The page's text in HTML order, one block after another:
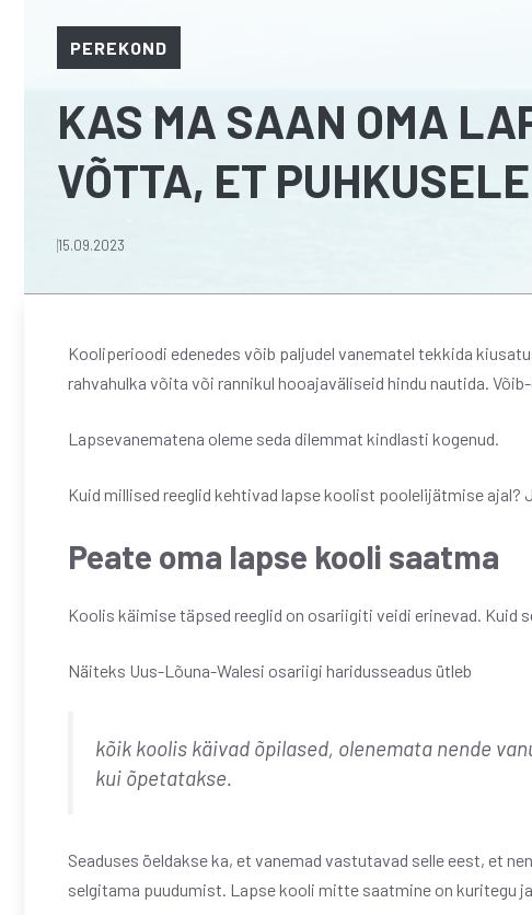
PEREKOND
KAS MA SAAN OMA
VÕTTA, ET
15.09.2023
Kooliperioodi edenedes võib paljudel vanematel tekkida
rahvahulka võita või rannikul hooajaväliseid hindu nautida.
Lapsevanematena oleme seda dilemmat kindlasti kogenud.
Kuid millised reeglid kehtivad lapse koolist poolelijätmise ajal?
Peate oma lapse kooli saatma
Koolis käimise täpsed reeglid on osariigiti veidi erinevad. Kuid
Näiteks Uus-Lõuna-Walesi osariigi haridusseadus ütleb
kõik koolis käivad õpilased, olenemata nende
kui õpetatakse.
Seaduses öeldakse ka, et vanemad vastutavad selle eest, et
selgitama puudumist. Lapse kooli mitte saatmine on kuritegu